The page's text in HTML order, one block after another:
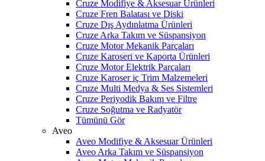
Cruze Modifiye & Aksesuar Ürünleri
Cruze Fren Balatası ve Diski
Cruze Dış Aydınlatma Ürünleri
Cruze Arka Takım ve Süspansiyon
Cruze Motor Mekanik Parçaları
Cruze Karoseri ve Kaporta Ürünleri
Cruze Motor Elektrik Parçaları
Cruze Karoser iç Trim Malzemeleri
Cruze Multi Medya & Ses Sistemleri
Cruze Periyodik Bakım ve Filtre
Cruze Soğutma ve Radyatör
Tümünü Gör
Aveo
Aveo Modifiye & Aksesuar Ürünleri
Aveo Arka Takım ve Süspansiyon